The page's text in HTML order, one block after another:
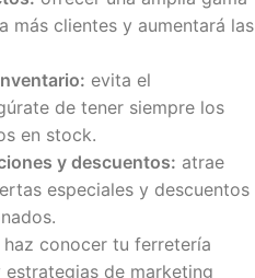
más clientes y aumentará las
evita el
de tener siempre los
en stock.
y descuentos: atrae
especiales y descuentos
haz conocer tu ferretería
de marketing